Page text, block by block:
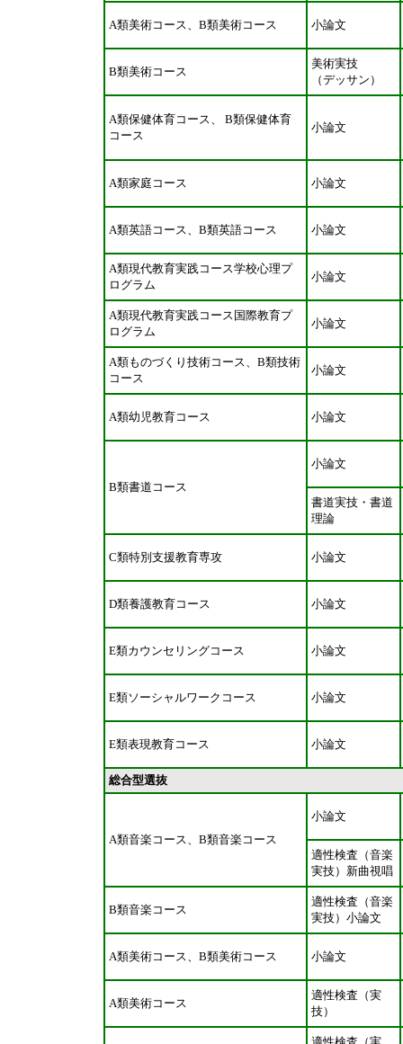
A類美術コース、B類美術コース 小論文
B類美術コース
美術実技
（デッサン）
A類保健体育コース、 B類保健体育
コース
小論文
A類家庭コース 小論文
A類英語コース、B類英語コース 小論文
A類現代教育実践コース学校心理プ
ログラム
小論文
A類現代教育実践コース国際教育プ
ログラム
小論文
A類ものづくり技術コース、B類技術
コース
小論文
A類幼児教育コース 小論文
B類書道コース
小論文
書道実技・書道
理論
C類特別支援教育専攻 小論文
D類養護教育コース 小論文
E類カウンセリングコース 小論文
E類ソーシャルワークコース 小論文
E類表現教育コース 小論文
総合型選抜
A類音楽コース、B類音楽コース
小論文
適性検査（音楽
実技）新曲視唱
B類音楽コース
適性検査（音楽
実技）小論文
A類美術コース、B類美術コース 小論文
A類美術コース
適性検査（実
技）